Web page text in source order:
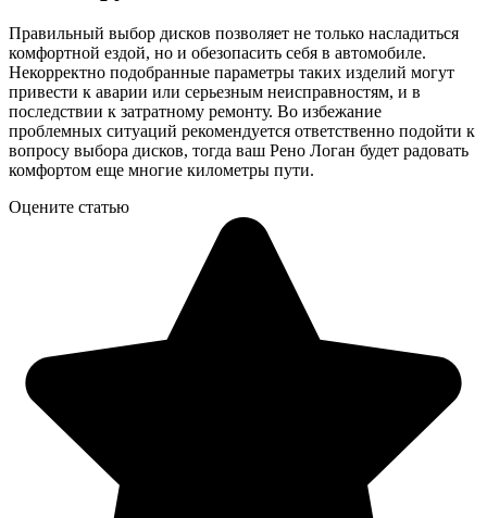
Правильный выбор дисков позволяет не только насладиться
комфортной ездой, но и обезопасить себя в автомобиле.
Некорректно подобранные параметры таких изделий могут
привести к аварии или серьезным неисправностям, и в
последствии к затратному ремонту. Во избежание
проблемных ситуаций рекомендуется ответственно подойти к
вопросу выбора дисков, тогда ваш Рено Логан будет радовать
комфортом еще многие километры пути.
Оцените статью